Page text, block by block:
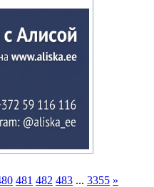
481 482 483 ... 3355 »